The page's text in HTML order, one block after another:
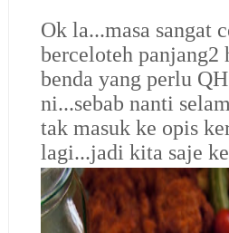
Ok la...masa sangat
berceloteh panjang2
benda yang perlu
ni...sebab nanti
tak masuk ke opis
lagi...jadi kita saje